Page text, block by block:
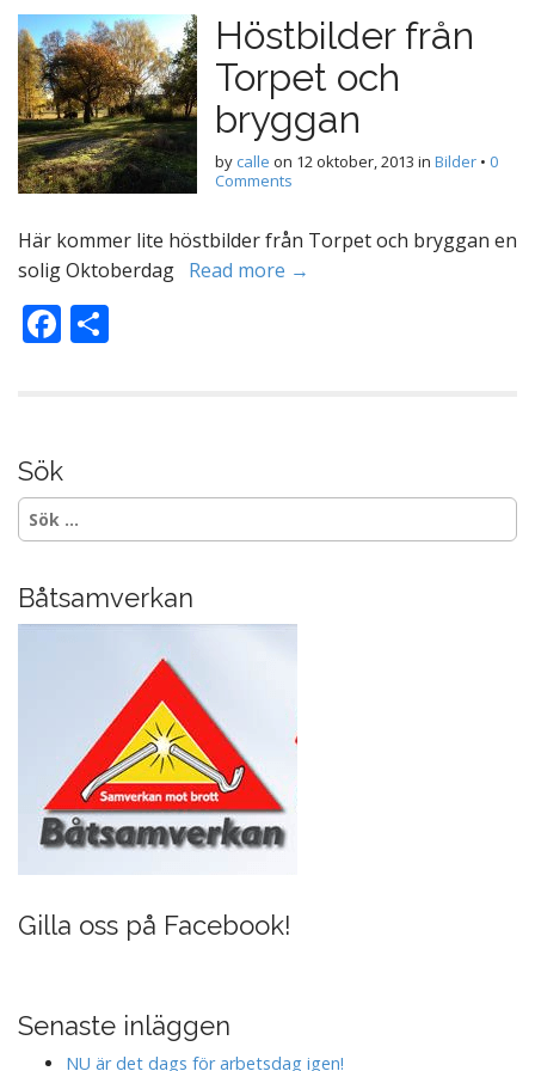
Höstbilder från
Torpet och
bryggan
by calle on 12 oktober, 2013 in Bilder • 0
Comments
Här kommer lite höstbilder från Torpet och bryggan en
solig Oktoberdag Read more →
F
o
o
k
Sök
Sök
efter:
Båtsamverkan
Gilla oss på Facebook!
Senaste inläggen
NU är det dags för arbetsdag igen!